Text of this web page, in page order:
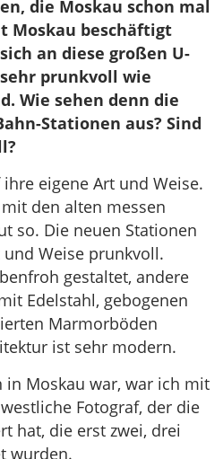
die Moskau schon mal
Moskau beschäftigt
an diese großen U-
prunkvoll wie
Wie sehen denn die
Stationen aus? Sind
eigene Art und Weise.
den alten messen
so. Die neuen Stationen
Weise prunkvoll.
gestaltet, andere
Edelstahl, gebogenen
Marmorböden
ist sehr modern.
in Moskau war, war ich mit
Fotograf, der die
hat, die erst zwei, drei
wurden.